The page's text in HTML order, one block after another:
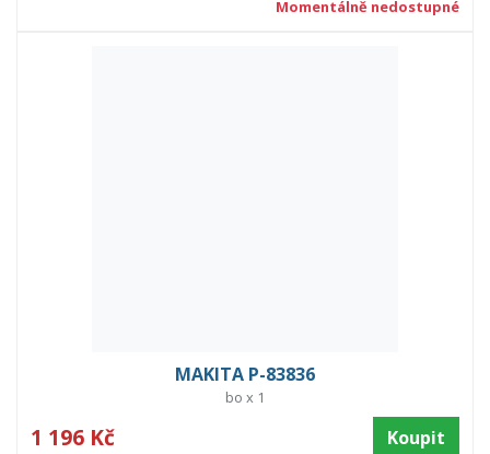
Momentálně nedostupné
MAKITA P-83836
bo x 1
1 196 Kč Koupit